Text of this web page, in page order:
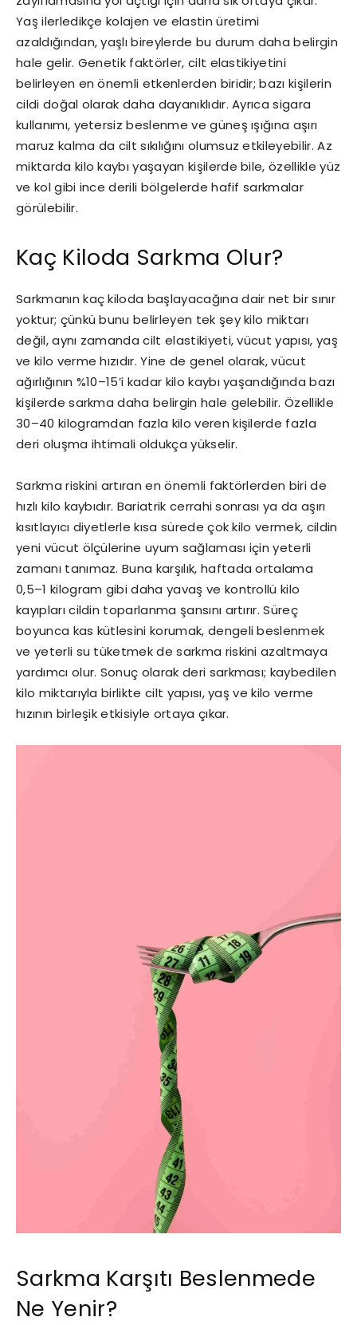
Yaş ilerledikçe kolajen ve elastin üretimi
azaldığından, yaşlı bireylerde bu durum daha belirgin
hale gelir. Genetik faktörler, cilt elastikiyetini
belirleyen en önemli etkenlerden biridir; bazı kişilerin
cildi doğal olarak daha dayanıklıdır. Ayrıca sigara
kullanımı, yetersiz beslenme ve güneş ışığına aşırı
maruz kalma da cilt sıkılığını olumsuz etkileyebilir. Az
miktarda kilo kaybı yaşayan kişilerde bile, özellikle yüz
ve kol gibi ince derili bölgelerde hafif sarkmalar
görülebilir.
Kaç Kiloda Sarkma Olur?
Sarkmanın kaç kiloda başlayacağına dair net bir sınır
yoktur; çünkü bunu belirleyen tek şey kilo miktarı
değil, aynı zamanda cilt elastikiyeti, vücut yapısı, yaş
ve kilo verme hızıdır. Yine de genel olarak, vücut
ağırlığının %10–15’i kadar kilo kaybı yaşandığında bazı
kişilerde sarkma daha belirgin hale gelebilir. Özellikle
30–40 kilogramdan fazla kilo veren kişilerde fazla
deri oluşma ihtimali oldukça yükselir.
Sarkma riskini artıran en önemli faktörlerden biri de
hızlı kilo kaybıdır. Bariatrik cerrahi sonrası ya da aşırı
kısıtlayıcı diyetlerle kısa sürede çok kilo vermek, cildin
yeni vücut ölçülerine uyum sağlaması için yeterli
zamanı tanımaz. Buna karşılık, haftada ortalama
0,5–1 kilogram gibi daha yavaş ve kontrollü kilo
kayıpları cildin toparlanma şansını artırır. Süreç
boyunca kas kütlesini korumak, dengeli beslenmek
ve yeterli su tüketmek de sarkma riskini azaltmaya
yardımcı olur. Sonuç olarak deri sarkması; kaybedilen
kilo miktarıyla birlikte cilt yapısı, yaş ve kilo verme
hızının birleşik etkisiyle ortaya çıkar.
Sarkma Karşıtı Beslenmede
Ne Yenir?